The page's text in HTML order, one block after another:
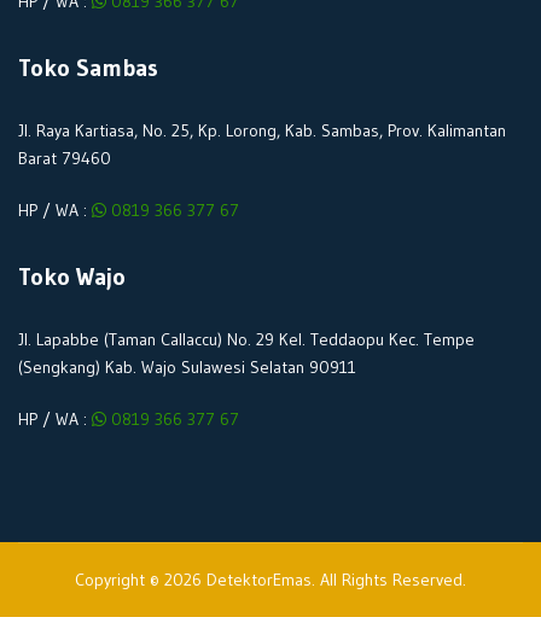
Toko Sambas
Jl. Raya Kartiasa, No. 25, Kp. Lorong, Kab. Sambas, Prov. Kalimantan
Barat 79460
HP / WA : 0819 366 377 67
Toko Wajo
Jl. Lapabbe (Taman Callaccu) No. 29 Kel. Teddaopu Kec. Tempe
(Sengkang) Kab. Wajo Sulawesi Selatan 90911
HP / WA : 0819 366 377 67
Copyright © 2026 DetektorEmas. All Rights Reserved.